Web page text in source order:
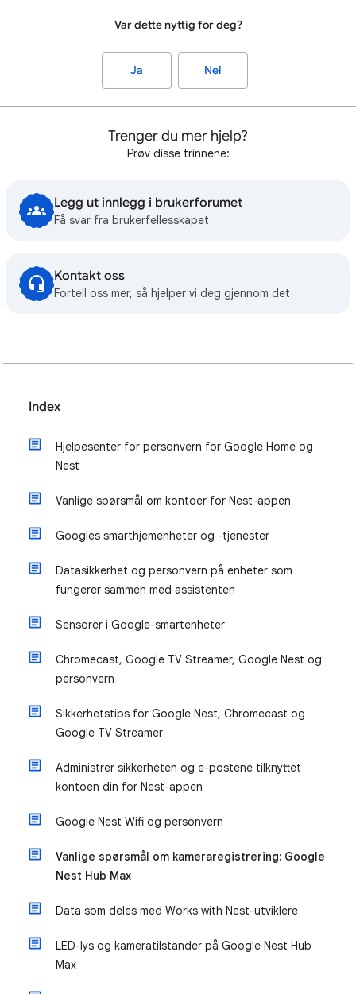
Var dette nyttig for deg?
Ja Nei
Trenger du mer hjelp?
Prøv disse trinnene:
Legg ut innlegg i brukerforumet
Få svar fra brukerfellesskapet
Kontakt oss
Fortell oss mer, så hjelper vi deg gjennom det
Index
Hjelpesenter for personvern for Google Home og
Nest
Vanlige spørsmål om kontoer for Nest-appen
Googles smarthjemenheter og -tjenester
Datasikkerhet og personvern på enheter som
fungerer sammen med assistenten
Sensorer i Google-smartenheter
Chromecast, Google TV Streamer, Google Nest og
personvern
Sikkerhetstips for Google Nest, Chromecast og
Google TV Streamer
Administrer sikkerheten og e-postene tilknyttet
kontoen din for Nest-appen
Google Nest Wifi og personvern
Vanlige spørsmål om kameraregistrering: Google
Nest Hub Max
Data som deles med Works with Nest-utviklere
LED-lys og kameratilstander på Google Nest Hub
Max